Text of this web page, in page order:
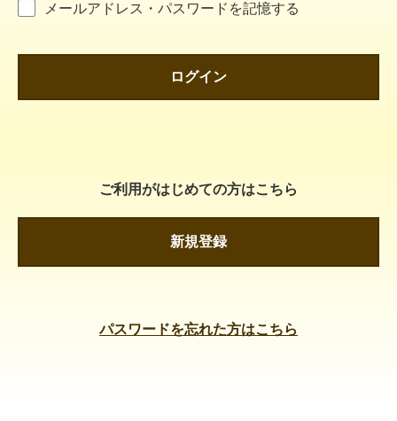
メールアドレス・パスワードを記憶する
ログイン
ご利用がはじめての方はこちら
新規登録
パスワードを忘れた方はこちら